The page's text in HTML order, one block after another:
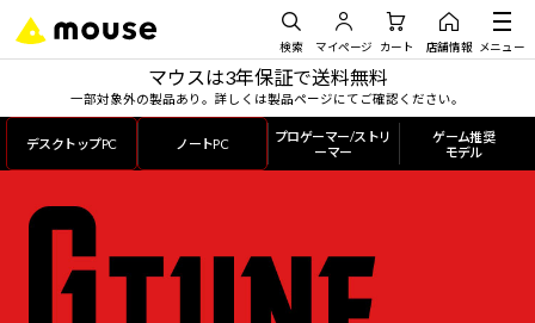
検索 マイページ カート 店舗情報 メニュー
マウスは3年保証で送料無料
一部対象外の製品あり。詳しくは製品ページにてご確認ください。
デスクトップPC ノートPC
プロゲーマー/ストリ
ーマー
ゲーム推奨
モデル